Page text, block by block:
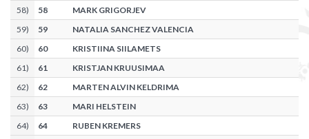
58) 58
MARK GRIGORJEV
59) 59
NATALIA SANCHEZ VALENCIA
60) 60
KRISTIINA SIILAMETS
61) 61
KRISTJAN KRUUSIMAA
62) 62
MARTEN ALVIN KELDRIMA
63) 63
MARI HELSTEIN
64) 64
RUBEN KREMERS